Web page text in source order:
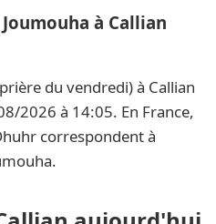
à Callian
du vendredi) à Callian
2026 à 14:05. En France,
correspondent à